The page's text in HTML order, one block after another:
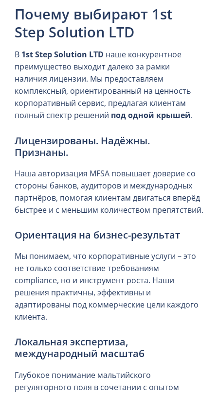
Почему выбирают 1st
Step Solution LTD
В 1st Step Solution LTD наше конкурентное
преимущество выходит далеко за рамки
наличия лицензии. Мы предоставляем
комплексный, ориентированный на ценность
корпоративный сервис, предлагая клиентам
полный спектр решений под одной крышей.
Лицензированы. Надёжны.
Признаны.
Наша авторизация MFSA повышает доверие со
стороны банков, аудиторов и международных
партнёров, помогая клиентам двигаться вперёд
быстрее и с меньшим количеством препятствий.
Ориентация на бизнес-результат
Мы понимаем, что корпоративные услуги – это
не только соответствие требованиям
compliance, но и инструмент роста. Наши
решения практичны, эффективны и
адаптированы под коммерческие цели каждого
клиента.
Локальная экспертиза,
международный масштаб
Глубокое понимание мальтийского
регуляторного поля в сочетании с опытом